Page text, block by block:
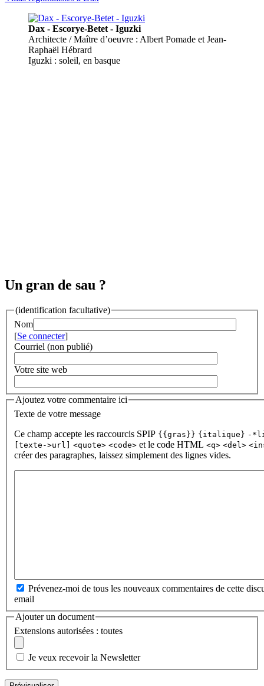
Dax - Escorye-Betet - Iguzki
Architecte / Maître d’oeuvre : Albert Pomade et Jean-
Raphaël Hébrard
Iguzki : soleil, en basque
Un gran de sau ?
(identification facultative)
Nom
[Se connecter]
Courriel (non publié)
Votre site web
Ajoutez votre commentaire ici
Texte de votre message
Ce champ accepte les raccourcis SPIP {{gras}} {italique} -
[texte->url]
<quote> <code> et le code HTML <q> <del>
créer des paragraphes, laissez simplement des lignes vides.
Prévenez-moi de tous les nouveaux commentaires de cette
email
Ajouter un document
Extensions autorisées : toutes
Je veux recevoir la Newsletter